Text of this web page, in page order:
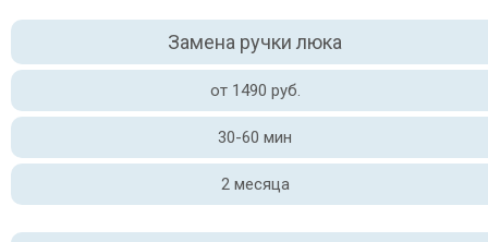
Замена ручки люка
от 1490 руб.
30-60 мин
2 месяца